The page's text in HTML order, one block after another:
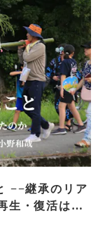
−−継承のリア
生・復活はな